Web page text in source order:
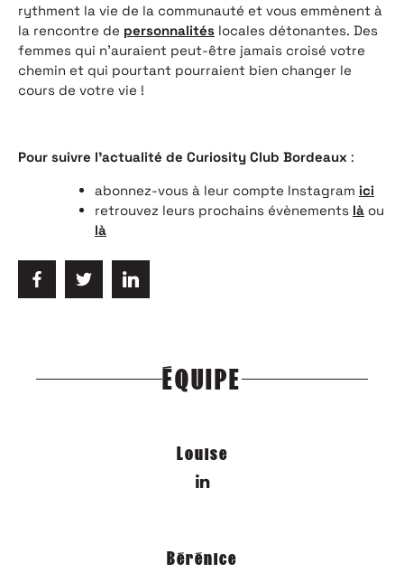
rythment la vie de la communauté et vous emmènent à
la rencontre de personnalités locales détonantes. Des
femmes qui n’auraient peut-être jamais croisé votre
chemin et qui pourtant pourraient bien changer le
cours de votre vie !
Pour suivre l’actualité de Curiosity Club Bordeaux :
abonnez-vous à leur compte Instagram ici
retrouvez leurs prochains évènements là ou
là
ÉQUIPE
Louise
Bérénice